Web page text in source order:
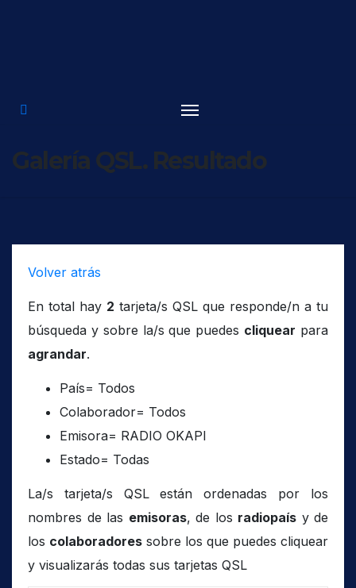
Galería QSL. Resultado
Volver atrás
En total hay 2 tarjeta/s QSL que responde/n a tu
búsqueda y sobre la/s que puedes cliquear para
agrandar.
País= Todos
Colaborador= Todos
Emisora= RADIO OKAPI
Estado= Todas
La/s tarjeta/s QSL están ordenadas por los
nombres de las emisoras, de los radiopaís y de
los colaboradores sobre los que puedes cliquear
y visualizarás todas sus tarjetas QSL